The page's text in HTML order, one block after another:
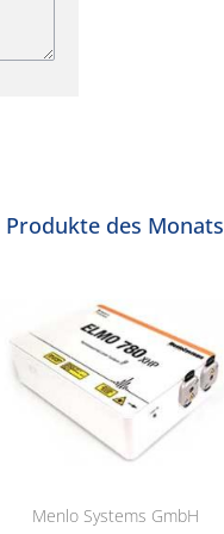
Produkte des Monats
Menlo Systems GmbH